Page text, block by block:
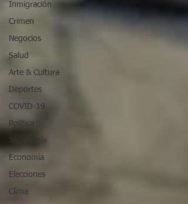
Inmigración
Crimen
Negocios
Salud
Arte & Cultura
Deportes
COVID-19
Política
Tecnología
Economía
Elecciones
Clima